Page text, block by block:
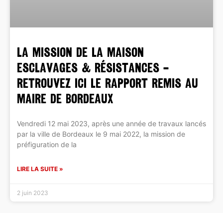
LA MISSION DE LA MAISON
ESCLAVAGES & RÉSISTANCES –
Retrouvez ici le rapport remis au
Maire de Bordeaux
Vendredi 12 mai 2023, après une année de travaux lancés
par la ville de Bordeaux le 9 mai 2022, la mission de
préfiguration de la
LIRE LA SUITE »
2 juin 2023